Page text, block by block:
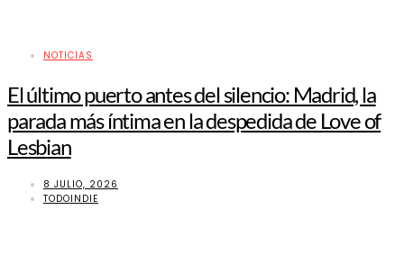
NOTICIAS
El último puerto antes del silencio: Madrid, la
parada más íntima en la despedida de Love of
Lesbian
8 JULIO, 2026
TODOINDIE